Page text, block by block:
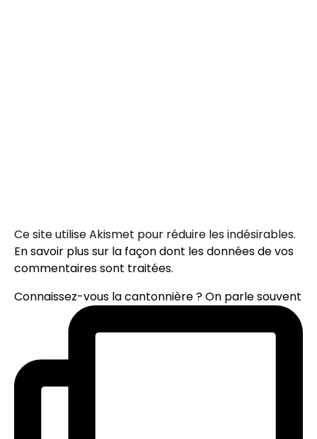
Ce site utilise Akismet pour réduire les indésirables.
En savoir plus sur la façon dont les données de vos
commentaires sont traitées.
Connaissez-vous la cantonnière ? On parle souvent